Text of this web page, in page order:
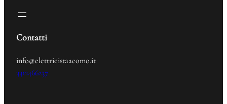
Contatti
info@elettricistaacomo.it
3312466237